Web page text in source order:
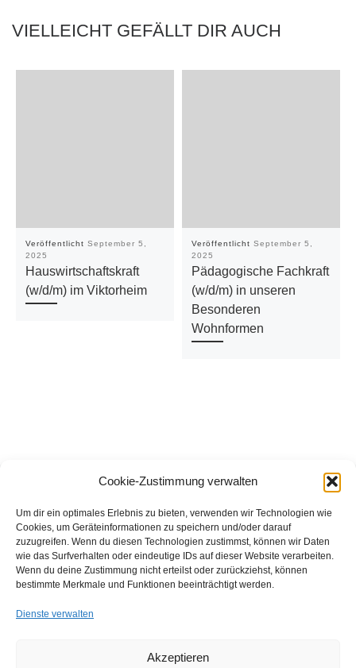
Cookie-Zustimmung verwalten
Um dir ein optimales Erlebnis zu bieten, verwenden wir Technologien wie
Cookies, um Geräteinformationen zu speichern und/oder darauf
zuzugreifen. Wenn du diesen Technologien zustimmst, können wir Daten
wie das Surfverhalten oder eindeutige IDs auf dieser Website verarbeiten.
Wenn du deine Zustimmung nicht erteilst oder zurückziehst, können
bestimmte Merkmale und Funktionen beeinträchtigt werden.
Dienste verwalten
Akzeptieren
VIELLEICHT GEFÄLLT DIR AUCH
Veröffentlicht September 5,
2025
Hauswirtschaftskraft
(w/d/m) im Viktorheim
Veröffentlicht September 5,
2025
Pädagogische Fachkraft
(w/d/m) in unseren
Besonderen
Wohnformen
Beitragsnavigation
Vorheriger Beitrag
FFB e.V. • Benraderstr. 189 • 47804 Krefeld • Tel. 0 21 51 – 610
300 • Fax 0 21 51 – 610 330 •info@ffb-krefeld.de